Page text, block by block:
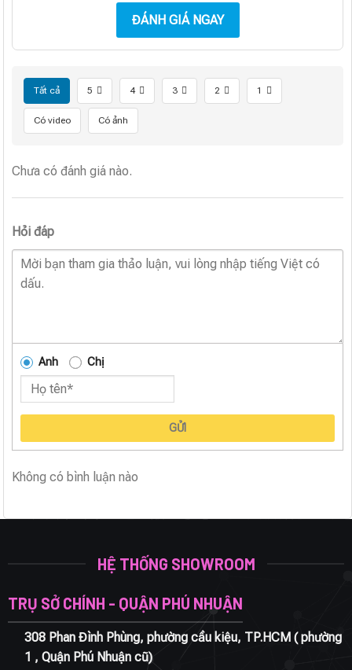
ĐÁNH GIÁ NGAY
Tất cả 5 4 3 2 1
Có video Có ảnh
Chưa có đánh giá nào.
Hỏi đáp
Anh Chị
GỬI
Không có bình luận nào
HỆ THỐNG SHOWROOM
TRỤ SỞ CHÍNH - QUẬN PHÚ NHUẬN
308 Phan Đình Phùng, phường cầu kiệu, TP.HCM ( phường
1 , Quận Phú Nhuận cũ)